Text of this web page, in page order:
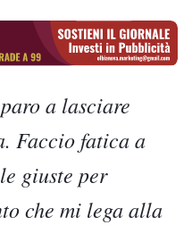
a lasciare
Faccio fatica a
giuste per
che mi lega alla